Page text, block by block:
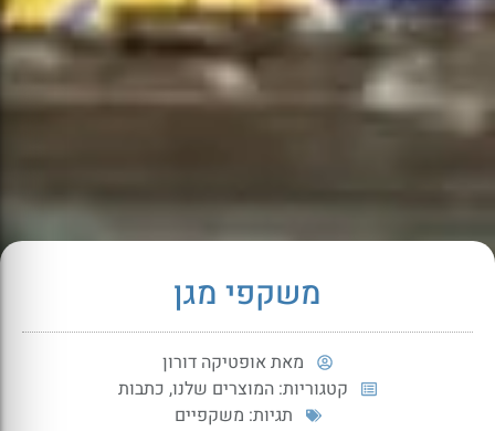
משקפי מגן
מאתאופטיקה דורון
קטגוריות: המוצרים שלנו, כתבות
תגיות: משקפיים